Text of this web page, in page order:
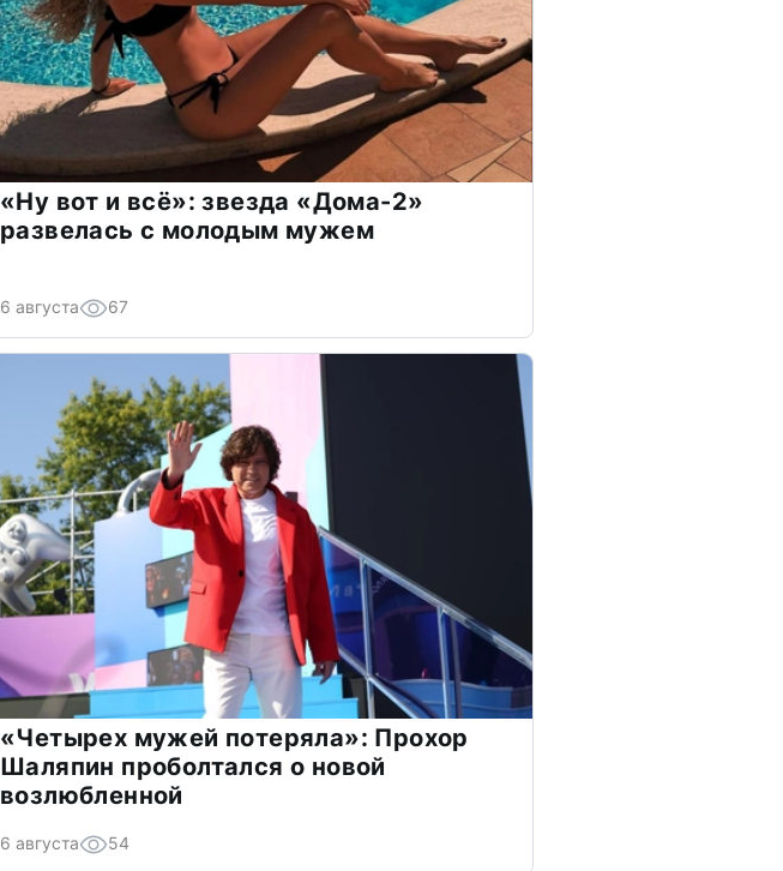
«Ну вот и всё»: звезда «Дома-2»
развелась с молодым мужем
6 августа 67
«Четырех мужей потеряла»: Прохор
Шаляпин проболтался о новой
возлюбленной
6 августа 54